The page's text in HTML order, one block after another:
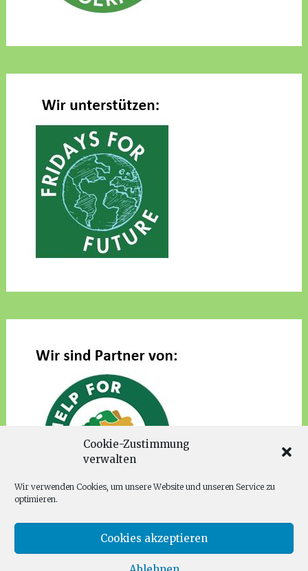
Cookie-Zustimmung
verwalten
Wir verwenden Cookies, um unsere Website und unseren Service zu
optimieren.
Cookies akzeptieren